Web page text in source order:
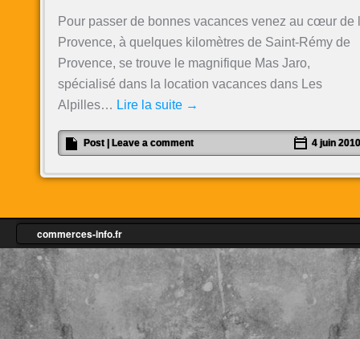
Pour passer de bonnes vacances venez au cœur de
Provence, à quelques kilomètres de Saint-Rémy de
Provence, se trouve le magnifique Mas Jaro,
spécialisé dans la location vacances dans Les
Alpilles… Lire la suite →
Post Leave a comment 4 juin 2010
commerces-info.fr